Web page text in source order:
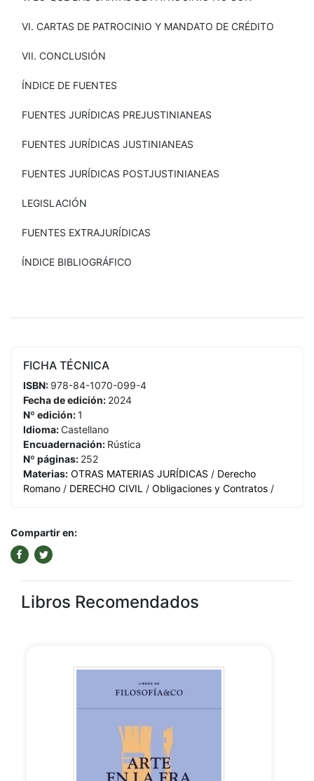
VI. CARTAS DE PATROCINIO Y MANDATO DE CRÉDITO
VII. CONCLUSIÓN
ÍNDICE DE FUENTES
FUENTES JURÍDICAS PREJUSTINIANEAS
FUENTES JURÍDICAS JUSTINIANEAS
FUENTES JURÍDICAS POSTJUSTINIANEAS
LEGISLACIÓN
FUENTES EXTRAJURÍDICAS
ÍNDICE BIBLIOGRÁFICO
FICHA TÉCNICA
ISBN: 978-84-1070-099-4
Fecha de edición: 2024
Nº edición:1
Idioma:Castellano
Encuadernación: Rústica
Nº páginas: 252
Materias: OTRAS MATERIAS JURÍDICAS / Derecho
Romano / DERECHO CIVIL / Obligaciones y Contratos /
Compartir en:
Libros Recomendados